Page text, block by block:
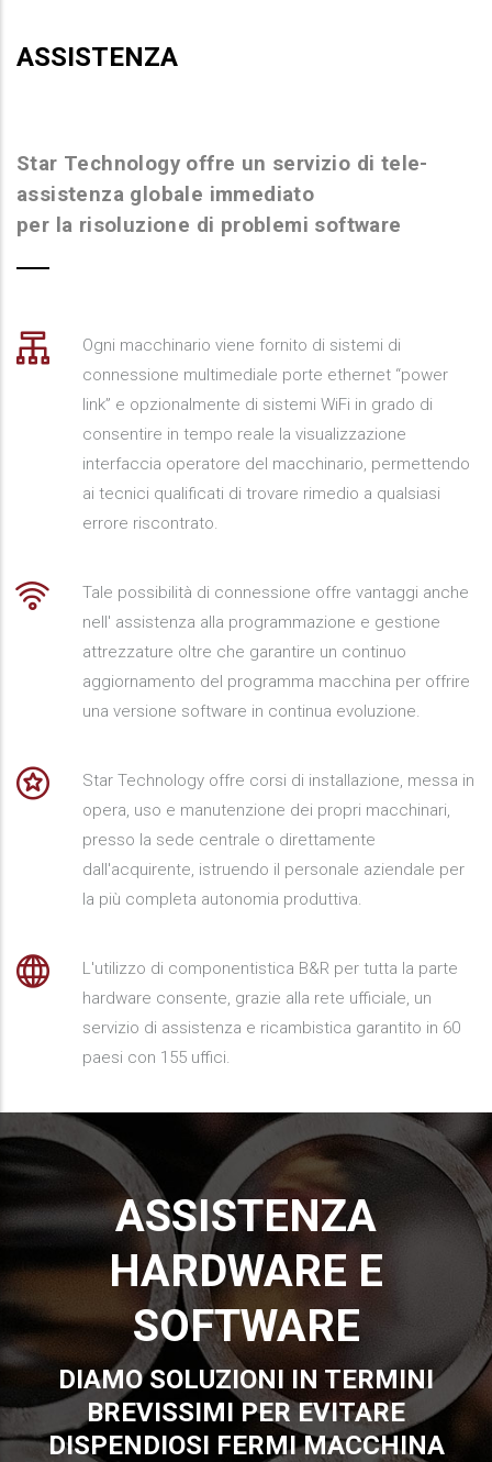
ASSISTENZA
Star Technology offre un servizio di tele-
assistenza globale immediato
per la risoluzione di problemi software
Ogni macchinario viene fornito di sistemi di
connessione multimediale porte ethernet “power
link” e opzionalmente di sistemi WiFi in grado di
consentire in tempo reale la visualizzazione
interfaccia operatore del macchinario, permettendo
ai tecnici qualificati di trovare rimedio a qualsiasi
errore riscontrato.
Tale possibilità di connessione offre vantaggi anche
nell' assistenza alla programmazione e gestione
attrezzature oltre che garantire un continuo
aggiornamento del programma macchina per offrire
una versione software in continua evoluzione.
Star Technology offre corsi di installazione, messa in
opera, uso e manutenzione dei propri macchinari,
presso la sede centrale o direttamente
dall'acquirente, istruendo il personale aziendale per
la più completa autonomia produttiva.
L'utilizzo di componentistica B&R per tutta la parte
hardware consente, grazie alla rete ufficiale, un
servizio di assistenza e ricambistica garantito in 60
paesi con 155 uffici.
ASSISTENZA
HARDWARE E
SOFTWARE
DIAMO SOLUZIONI IN TERMINI
BREVISSIMI PER EVITARE
DISPENDIOSI FERMI MACCHINA